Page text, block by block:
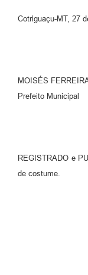
Cotriguaçu-MT, 27
MOISÉS
Prefeito Municipal
REGISTRADO e
de costume.